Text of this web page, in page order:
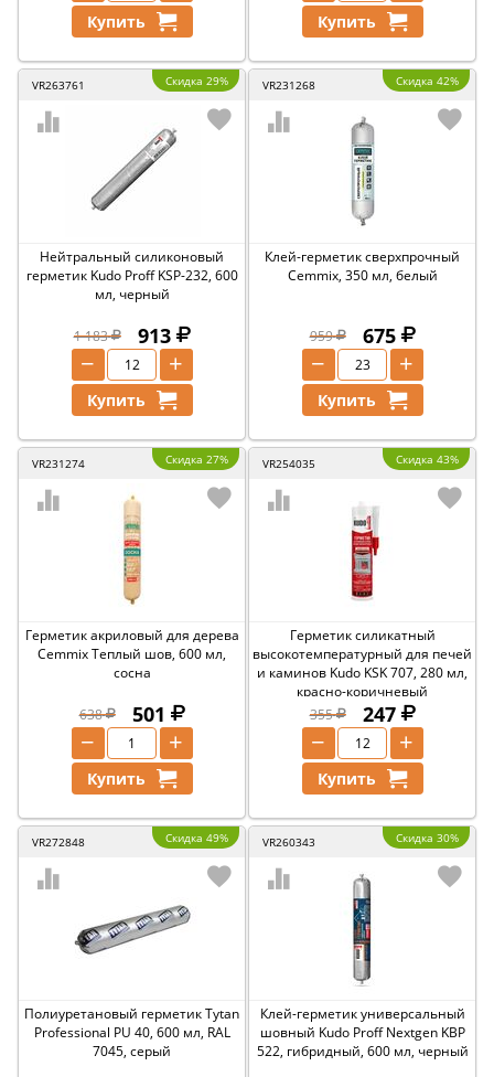
Купить Купить
VR263761 Скидка 29%
Нейтральный силиконовый
герметик Kudo Proff KSP-232, 600
мл, черный
1 183 913
+
−
Купить
VR231268 Скидка 42%
Клей-герметик сверхпрочный
Cemmix, 350 мл, белый
959 675
+
−
Купить
VR231274 Скидка 27%
Герметик акриловый для дерева
Cemmix Теплый шов, 600 мл,
сосна
638 501
+
−
Купить
VR254035 Скидка 43%
Герметик силикатный
высокотемпературный для печей
и каминов Kudo KSK 707, 280 мл,
красно-коричневый
355
247
+
−
Купить
VR272848 Скидка 49%
Полиуретановый герметик Tytan
Professional PU 40, 600 мл, RAL
7045, серый
VR260343 Скидка 30%
Клей-герметик универсальный
шовный Kudo Proff Nextgen KBP
522, гибридный, 600 мл, черный